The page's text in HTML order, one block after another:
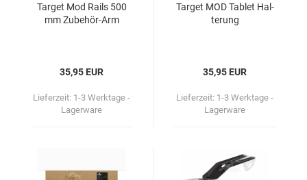
Tar­get Mod Rails 500
mm Zubehör-​​Arm
35,95 EUR
Lieferzeit: 1-3 Werktage -
Lagerware
Tar­get MOD Ta­blet Hal­
te­rung
35,95 EUR
Lieferzeit: 1-3 Werktage -
Lagerware